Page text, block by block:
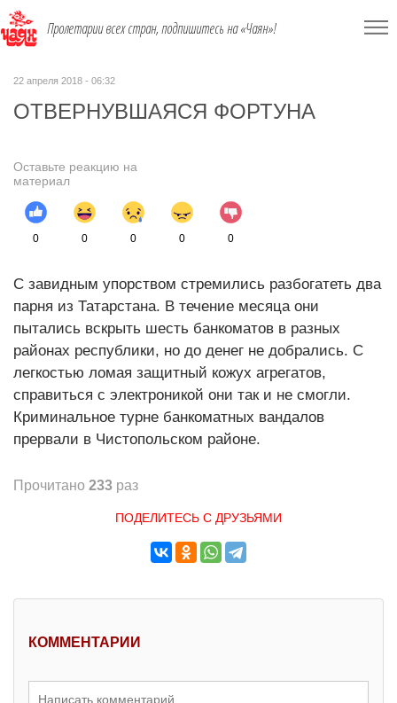
Пролетарии всех стран, подпишитесь на «Чаян»!
22 апреля 2018 - 06:32
ОТВЕРНУВШАЯСЯ ФОРТУНА
Оставьте реакцию на
материал
0 0 0 0 0
С завидным упорством стремились разбогатеть два
парня из Татарстана. В течение месяца они
пытались вскрыть шесть банкоматов в разных
районах республики, но до денег не добрались. С
легкостью ломая защитный кожух агрегатов,
справиться с электроникой они так и не смогли.
Криминальное турне банкоматных вандалов
прервали в Чистопольском районе.
Прочитано 233 раз
ПОДЕЛИТЕСЬ С ДРУЗЬЯМИ
КОММЕНТАРИИ